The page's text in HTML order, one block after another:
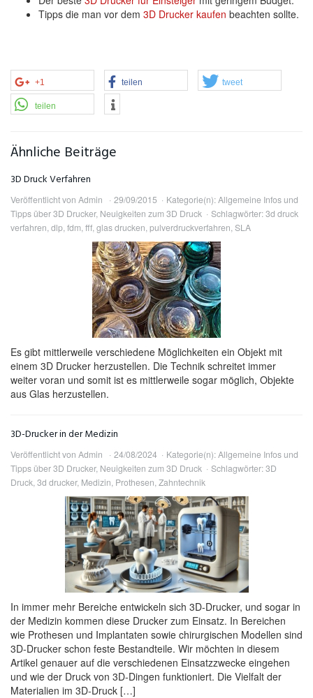
Tipps die man vor dem 3D Drucker kaufen beachten sollte.
+1 teilen tweet
teilen
Ähnliche Beiträge
3D Druck Verfahren
Veröffentlicht von Admin 29/09/2015 Kategorie(n):Allgemeine Infos und
Tipps über 3D Drucker, Neuigkeiten zum 3D Druck Schlagwörter:3d druck
verfahren, dlp, fdm, fff, glas drucken, pulverdruckverfahren, SLA
Es gibt mittlerweile verschiedene Möglichkeiten ein Objekt mit
einem 3D Drucker herzustellen. Die Technik schreitet immer
weiter voran und somit ist es mittlerweile sogar möglich, Objekte
aus Glas herzustellen.
3D-Drucker in der Medizin
Veröffentlicht von Admin 24/08/2024 Kategorie(n):Allgemeine Infos und
Tipps über 3D Drucker, Neuigkeiten zum 3D Druck Schlagwörter:3D
Druck, 3d drucker, Medizin, Prothesen, Zahntechnik
In immer mehr Bereiche entwickeln sich 3D-Drucker, und sogar in
der Medizin kommen diese Drucker zum Einsatz. In Bereichen
wie Prothesen und Implantaten sowie chirurgischen Modellen sind
3D-Drucker schon feste Bestandteile. Wir möchten in diesem
Artikel genauer auf die verschiedenen Einsatzzwecke eingehen
und wie der Druck von 3D-Dingen funktioniert. Die Vielfalt der
Materialien im 3D-Druck […]